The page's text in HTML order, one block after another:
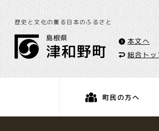
歴史と文化の薫る日本のふるさと
本文へ
総合ト
町民の方へ